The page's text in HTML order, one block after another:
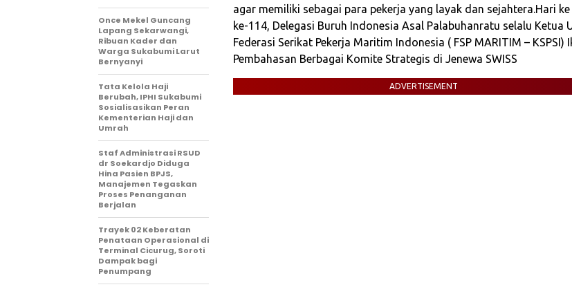
agar memiliki sebagai para pekerja yang layak dan sejahtera.Hari ke
ke-114, Delegasi Buruh Indonesia Asal Palabuhanratu selalu Ketua
Federasi Serikat Pekerja Maritim Indonesia ( FSP MARITIM – KSPSI)
Pembahasan Berbagai Komite Strategis di Jenewa SWISS
ADVERTISEMENT
Once Mekel Guncang
Lapang Sekarwangi,
Ribuan Kader dan
Warga Sukabumi Larut
Bernyanyi
Tata Kelola Haji
Berubah, IPHI Sukabumi
Sosialisasikan Peran
Kementerian Haji dan
Umrah
Staf Administrasi RSUD
dr Soekardjo Diduga
Hina Pasien BPJS,
Manajemen Tegaskan
Proses Penanganan
Berjalan
‎Trayek 02 Keberatan
Penataan Operasional di
Terminal Cicurug, Soroti
Dampak bagi
Penumpang